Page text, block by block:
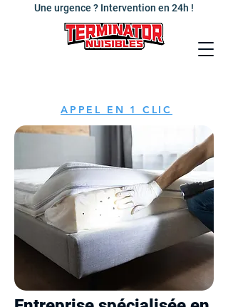
Une urgence ? Intervention en 24h !
APPEL EN 1 CLIC